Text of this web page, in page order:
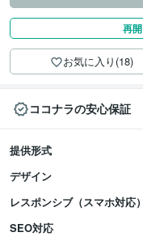
再
お気に入り(18)
ココナラの安心保証
提供形式
デザイン
レスポンシブ（スマホ対応）
SEO対応